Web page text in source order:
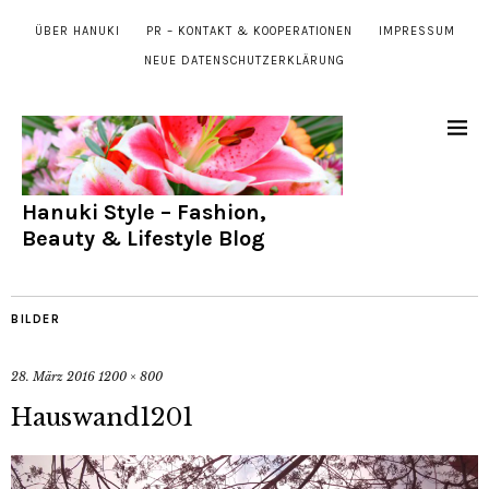
ÜBER HANUKI PR – KONTAKT & KOOPERATIONEN IMPRESSUM
NEUE DATENSCHUTZERKLÄRUNG
Hanuki Style – Fashion,
Beauty & Lifestyle Blog
BILDER
28. März 2016 1200 × 800
Hauswand1201